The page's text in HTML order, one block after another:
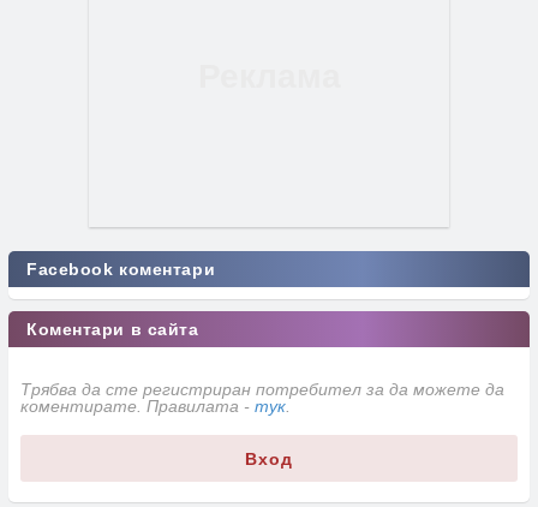
Facebook коментари
Коментари в сайта
Трябва да сте регистриран потребител за да можете да
коментирате. Правилата - тук
Вход